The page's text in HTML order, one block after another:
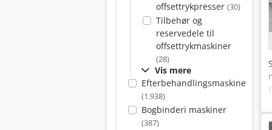
offsettrykpresser (30)
Tilbehør og
reservedele til
offsettrykmaskiner
(28)
Vis mere
Efterbehandlingsmaskiner
(1.938)
Bogbinderi maskiner
(387)